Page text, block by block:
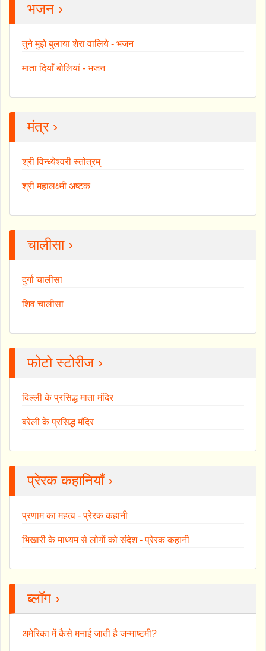
भजन ›
तुने मुझे बुलाया शेरा वालिये - भजन
माता दियाँ बोलियां - भजन
मंत्र ›
श्री विन्ध्येश्वरी स्तोत्रम्
श्री महालक्ष्मी अष्टक
चालीसा ›
दुर्गा चालीसा
शिव चालीसा
फोटो स्टोरीज ›
दिल्ली के प्रसिद्ध माता मंदिर
बरेली के प्रसिद्ध मंदिर
प्रेरक कहानियाँ ›
प्रणाम का महत्व - प्रेरक कहानी
भिखारी के माध्यम से लोगों को संदेश - प्रेरक कहानी
ब्लॉग ›
अमेरिका में कैसे मनाई जाती है जन्माष्टमी?